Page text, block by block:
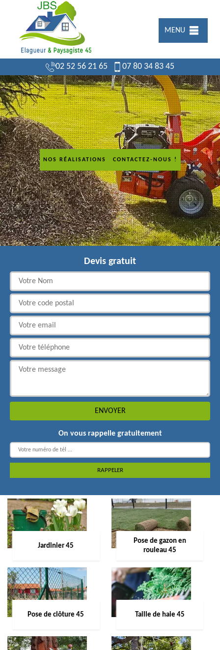
MENU
02 52 56 21 65 07 80 34 83 45
NOS RÉALISATIONS CONTACTEZ-NOUS !
Devis gratuit
On vous rappelle gratuitement
Jardinier 45
Pose de gazon en
rouleau 45
Pose de clôture 45 Taille de haie 45